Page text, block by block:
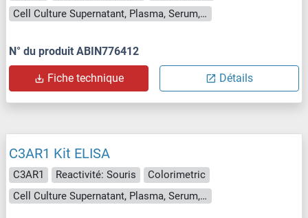
Cell Culture Supernatant, Plasma, Serum, Tissue Homogenate
N° du produit ABIN776412
Fiche technique Détails
C3AR1 Kit ELISA
C3AR1 Reactivité: Souris
Colorimetric
Cell Culture Supernatant, Plasma, Serum, Tissue Homogenate